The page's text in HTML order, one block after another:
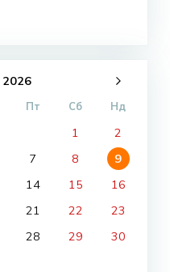
2026
Пт Сб Нд
1
2
7 8
9
14 15
16
21 22
23
28 29
30